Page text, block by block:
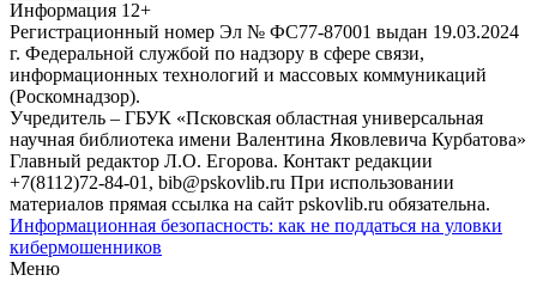
Информация 12+
Регистрационный номер Эл № ФС77-87001 выдан 19.03.2024
г. Федеральной службой по надзору в сфере связи,
информационных технологий и массовых коммуникаций
(Роскомнадзор).
Учредитель – ГБУК «Псковская областная универсальная
научная библиотека имени Валентина Яковлевича Курбатова»
Главный редактор Л.О. Егорова. Контакт редакции
+7(8112)72-84-01, bib@pskovlib.ru При использовании
материалов прямая ссылка на сайт pskovlib.ru обязательна.
Информационная безопасность: как не поддаться на уловки
кибермошенников
Меню